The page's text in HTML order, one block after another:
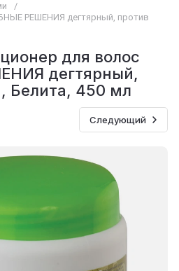
/
РЕШЕНИЯ дегтярный, против
для волос
дегтярный,
Белита, 450 мл
Следующий